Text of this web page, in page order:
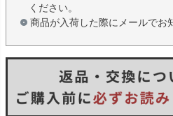
ください。
商品が入荷した際にメールでお